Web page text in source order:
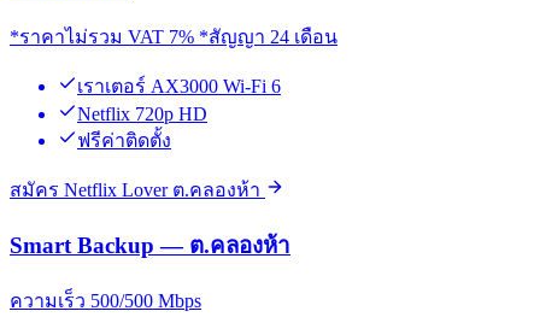
*ราคาไม่รวม VAT 7% *สัญญา 24 เดือน
เราเตอร์ AX3000 Wi-Fi 6
Netflix 720p HD
ฟรีค่าติดตั้ง
สมัคร Netflix Lover ต.คลองห้า
Smart Backup — ต.คลองห้า
ความเร็ว 500/500 Mbps